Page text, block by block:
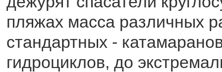
пляжах масса различных
стандартных -
гидроциклов, до